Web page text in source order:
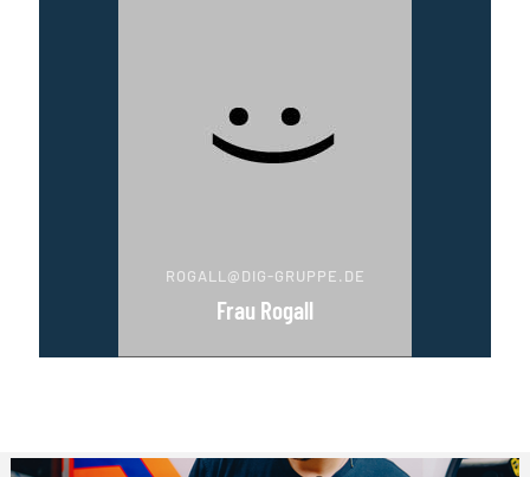
ROGALL@DIG-GRUPPE.DE
Frau Rogall